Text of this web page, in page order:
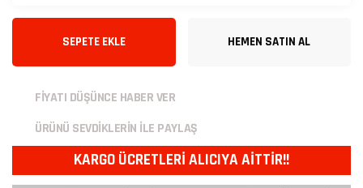
SEPETE EKLE HEMEN SATIN AL
FİYATI DÜŞÜNCE HABER VER
ÜRÜNÜ SEVDİKLERİN İLE PAYLAŞ
KARGO ÜCRETLERİ ALICIYA AİTTİR!!